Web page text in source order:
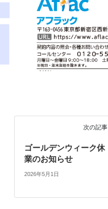
次の記事
ゴールデンウィーク休
業のお知らせ
2026年5月1日